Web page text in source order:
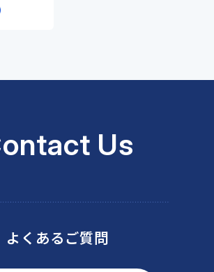
Us
よくあるご質問